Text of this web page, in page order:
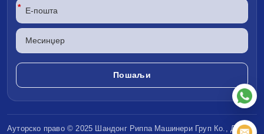
*
Ауторско право © 2025 Шандонг Риппа МашинериГруп Ко., ДОО